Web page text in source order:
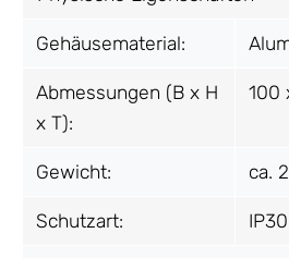
Gehäusematerial:
Abmessungen (B x H
x T):
100
Gewicht: ca.
Schutzart: IP30